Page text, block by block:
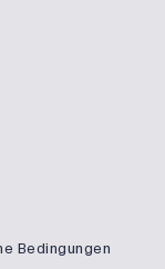
Bedingungen